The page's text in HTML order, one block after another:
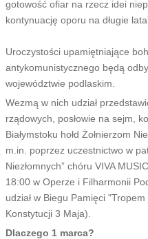
gotowość ofiar na rzecz idei
kontynuację oporu na długie
Uroczystości upamiętniające
antykomunistycznego będą
województwie podlaskim.
Wezmą w nich udział
rządowych, posłowie na sejm,
Białymstoku hołd Żołnierzom
m.in. poprzez uczestnictwo w
Niezłomnych” chóru VIVA
18:00 w Operze i Filharmonii
udział w Biegu Pamięci
Konstytucji 3 Maja).
Dlaczego 1 marca?